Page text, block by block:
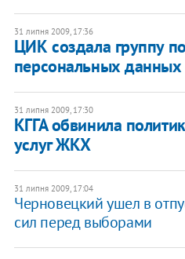
31 липня 2009, 17:36
ЦИК создала группу
персональных данных
31 липня 2009, 17:30
КГГА обвинила
услуг ЖКХ
31 липня 2009, 17:04
Черновецкий ушел в
сил перед выборами